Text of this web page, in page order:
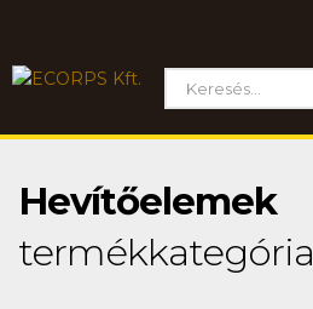
Hevítőelemek
termékkategória